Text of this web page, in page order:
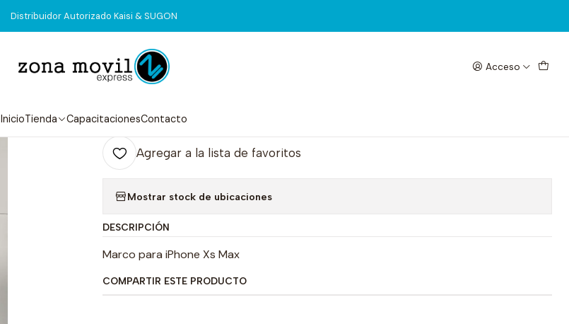
Acceso
InicioTienda CapacitacionesContacto
Distribuidor Autorizado Kaisi & SUGON
Tienda Visor & Touch iPhone Xs Max Marco
|
iPhone Xs Max Marco
Cantidad
Agregar a la lista de favoritos
Mostrar stock de ubicaciones
DESCRIPCIÓN
Marco para iPhone Xs Max
COMPARTIR ESTE PRODUCTO